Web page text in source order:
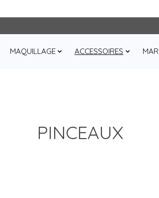
MAQUILLAGE ACCESSOIRES
PINCEAUX